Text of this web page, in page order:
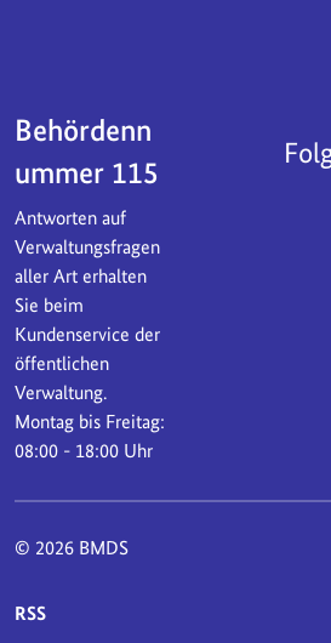
Behördenn
ummer 115
Antworten auf
Verwaltungsfragen
aller Art erhalten
Sie beim
Kundenservice der
öffentlichen
Verwaltung.
Montag bis Freitag:
08:00 - 18:00 Uhr
© 2026 BMDS
SERVICE-NAVIGATION
RSS